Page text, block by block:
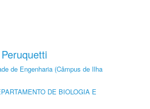
de Engenharia (Câmpus de Ilha
DE BIOLOGIA E